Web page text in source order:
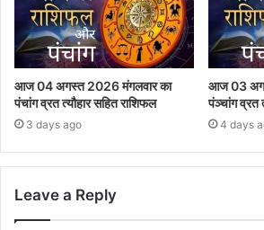
आज 04 अगस्त 2026 मंगलवार का
पंचांग व्रत त्यौहार सहित राशिफल
3 days ago
आज 03
पंञ्चांग व्रत
4 days
Leave a Reply